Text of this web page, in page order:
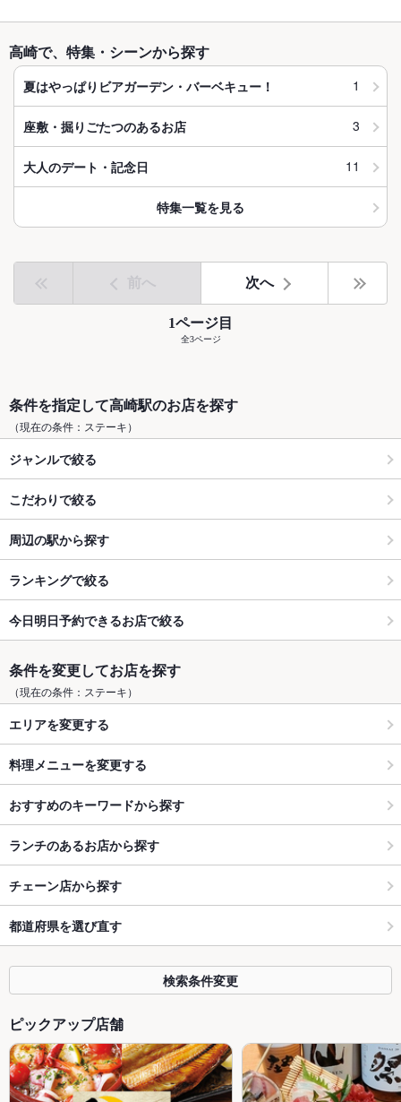
高崎で、特集・シーンから探す
夏はやっぱりビアガーデン・バーベキュー！ 1
座敷・掘りごたつのあるお店 3
大人のデート・記念日 11
特集一覧を見る
前へ 次へ
1ページ目
全3ページ
条件を指定して高崎駅のお店を探す
（現在の条件：ステーキ）
ジャンルで絞る
こだわりで絞る
周辺の駅から探す
ランキングで絞る
今日明日予約できるお店で絞る
条件を変更してお店を探す
（現在の条件：ステーキ）
エリアを変更する
料理メニューを変更する
おすすめのキーワードから探す
ランチのあるお店から探す
チェーン店から探す
都道府県を選び直す
検索条件変更
ピックアップ店舗